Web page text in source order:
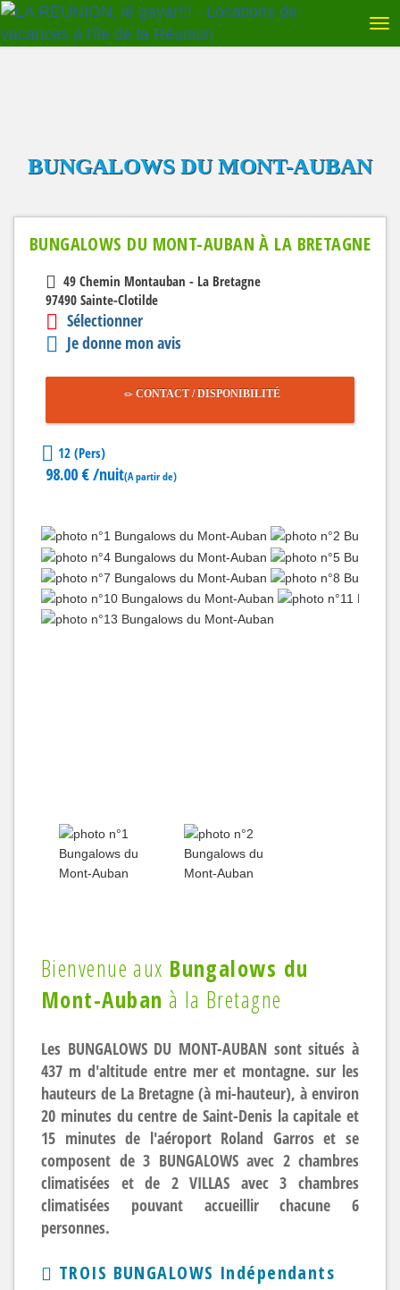
BUNGALOWS DU MONT-AUBAN
BUNGALOWS DU MONT-AUBAN À LA BRETAGNE
49 Chemin Montauban - La Bretagne
97490 Sainte-Clotilde
Sélectionner
Je donne mon avis
CONTACT / DISPONIBILITÉ
12 (Pers)
98.00 €/nuit(A partir de)
Bienvenue aux Bungalows du
Mont-Auban à la Bretagne
Les BUNGALOWS DU MONT-AUBAN sont situés à
437 m d'altitude entre mer et montagne. sur les
hauteurs de La Bretagne (à mi-hauteur), à environ
20 minutes du centre de Saint-Denis la capitale et
15 minutes de l'aéroport Roland Garros et se
composent de 3 BUNGALOWS avec 2 chambres
climatisées et de 2 VILLAS avec 3 chambres
climatisées pouvant accueillir chacune 6
personnes.
TROIS BUNGALOWS Indépendants